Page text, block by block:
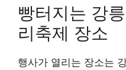
빵터지는 강
리축제 장소
행사가 열리는 장소는